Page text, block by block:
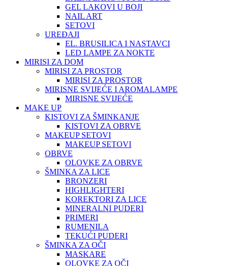
GEL LAKOVI U BOJI
NAIL ART
SETOVI
UREĐAJI
EL. BRUSILICA I NASTAVCI
LED LAMPE ZA NOKTE
MIRISI ZA DOM
MIRISI ZA PROSTOR
MIRISI ZA PROSTOR
MIRISNE SVIJEĆE I AROMALAMPE
MIRISNE SVIJEĆE
MAKE UP
KISTOVI ZA ŠMINKANJE
KISTOVI ZA OBRVE
MAKEUP SETOVI
MAKEUP SETOVI
OBRVE
OLOVKE ZA OBRVE
ŠMINKA ZA LICE
BRONZERI
HIGHLIGHTERI
KOREKTORI ZA LICE
MINERALNI PUDERI
PRIMERI
RUMENILA
TEKUĆI PUDERI
ŠMINKA ZA OČI
MASKARE
OLOVKE ZA OČI